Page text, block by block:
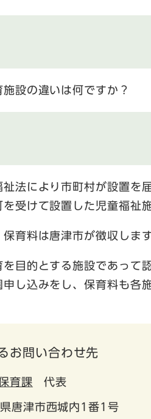
設の違いは何ですか？
法により市町村が設置を
受けて設置した児童福祉
育料は唐津市が徴収します
目的とする施設であって
し込みをし、保育料も各
お問い合わせ先
育課 代表
唐津市西城内1番1号